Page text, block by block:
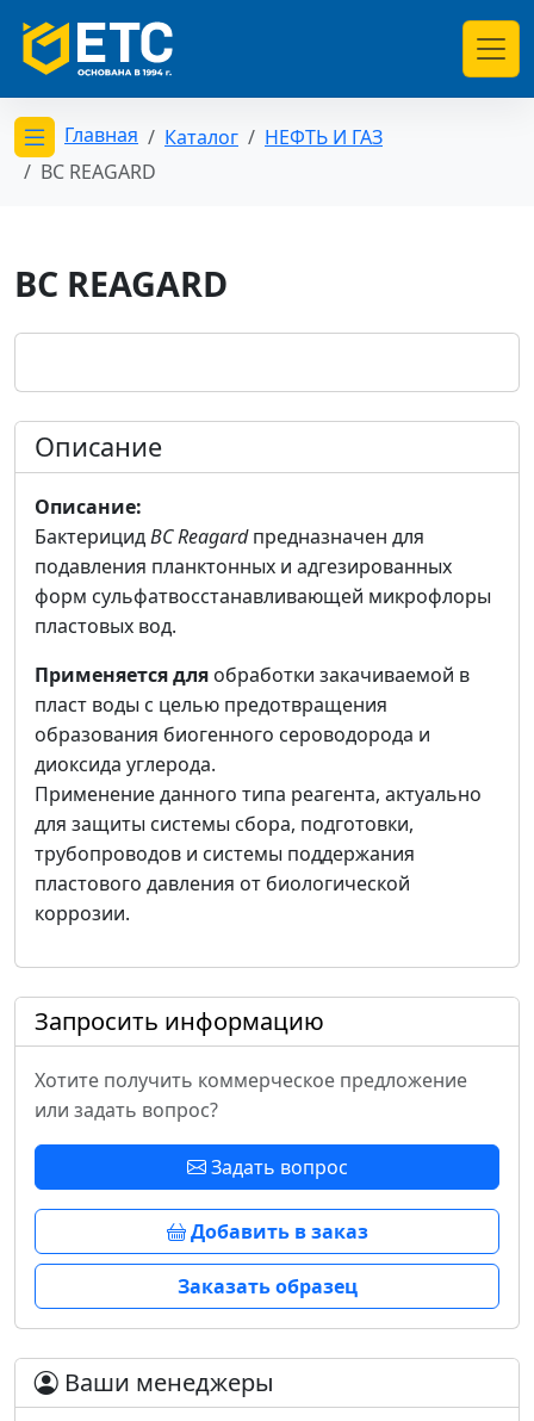
Открыть меню категорий
Главная Каталог
НЕФТЬ И ГАЗ
BC REAGARD
BC REAGARD
Описание
Описание:
БактерицидBC Reagardпредназначен для
подавления планктонных и адгезированных
форм сульфатвосстанавливающей микрофлоры
пластовых вод.
Применяетсядля обработки закачиваемой в
пласт воды с целью предотвращения
образования биогенного сероводорода и
диоксида углерода.
Применение данного типа реагента, актуально
для защиты системы сбора, подготовки,
трубопроводов и системы поддержания
пластового давления от биологической
коррозии.
Запросить информацию
Хотите получить коммерческое предложение
или задать вопрос?
Задать вопрос
Добавить в заказ
Заказать образец
Ваши менеджеры